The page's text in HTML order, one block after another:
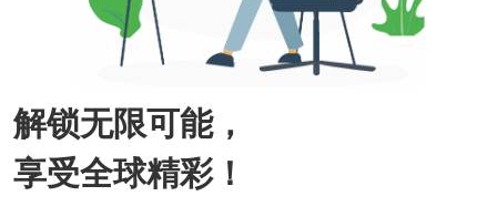
解锁无限可能，
享受全球精彩！